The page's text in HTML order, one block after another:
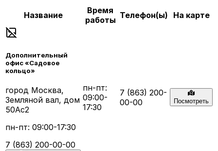
Название
Время
работы Телефон(ы) На карте
Дополнительный
офис «Садовое
кольцо»
город Москва,
Земляной вал, дом
50Ас2
пн-пт: 09:00-17:30
7 (863) 200-00-00
пн-пт:
09:00-
17:30
7 (863) 200-
00-00
Посмотреть